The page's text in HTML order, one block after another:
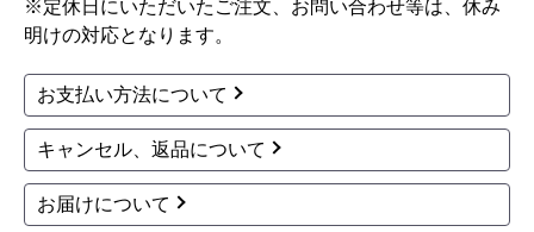
※定休日にいただいたご注文、お問い合わせ等は、休み
明けの対応となります。
お支払い方法について
キャンセル、返品について
お届けについて